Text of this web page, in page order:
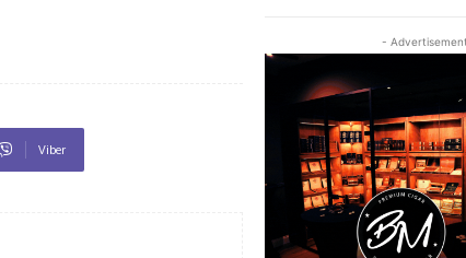
Viber
-